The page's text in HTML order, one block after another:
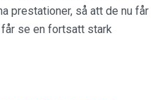
prestationer, så att de nu får
se en fortsatt stark